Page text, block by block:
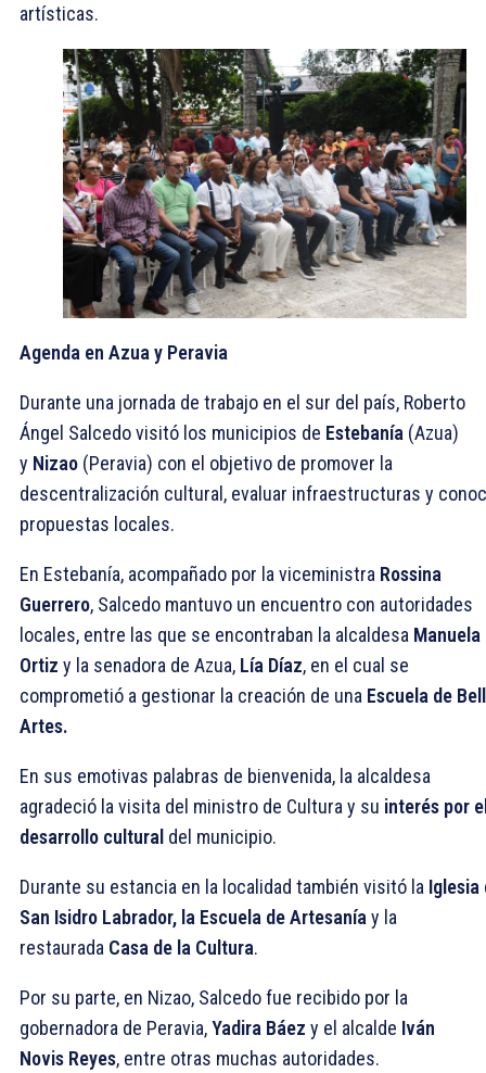
artísticas.
Agenda en Azua y Peravia
Durante una jornada de trabajo en el sur del país, Roberto
Ángel Salcedo visitó los municipios de Estebanía (Azua)
y Nizao (Peravia) con el objetivo de promover la
descentralización cultural, evaluar infraestructuras y
propuestas locales.
En Estebanía, acompañado por la viceministra Rossina
Guerrero, Salcedo mantuvo un encuentro con autoridades
locales, entre las que se encontraban la alcaldesa Manuela
Ortiz y la senadora de Azua, Lía Díaz, en el cual se
comprometió a gestionar la creación de una Escuela de
Artes.
En sus emotivas palabras de bienvenida, la alcaldesa
agradeció la visita del ministro de Cultura y su interés por
desarrollo cultural del municipio.
Durante su estancia en la localidad también visitó la Iglesia
San Isidro Labrador, la Escuela de Artesanía y la
restaurada Casa de la Cultura.
Por su parte, en Nizao, Salcedo fue recibido por la
gobernadora de Peravia,Yadira Báez y el alcalde Iván
Novis Reyes, entre otras muchas autoridades.